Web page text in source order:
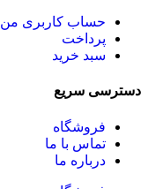
حساب کاربری من
پرداخت
سبد خرید
دسترسی سریع
فروشگاه
تماس با ما
درباره ما